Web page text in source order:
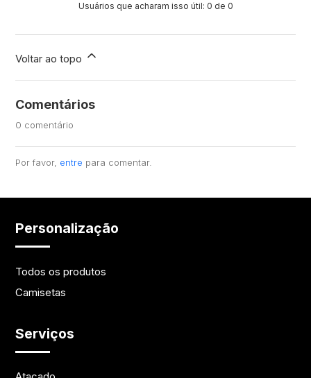
Usuários que acharam isso útil: 0 de 0
Voltar ao topo
Comentários
0 comentário
Por favor, entre para comentar.
Personalização
Todos os produtos
Camisetas
Serviços